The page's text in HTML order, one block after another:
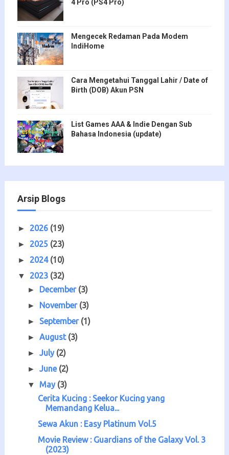
4 Pro (PS4 Pro)
Mengecek Redaman Pada Modem
IndiHome
Cara Mengetahui Tanggal Lahir / Date of
Birth (DOB) Akun PSN
List Games AAA & Indie Dengan Sub
Bahasa Indonesia (update)
Arsip Blogs
► 2026 (19)
► 2025 (23)
► 2024 (10)
▼ 2023 (32)
► December (3)
► November (3)
►September (1)
►August (3)
►July (2)
►June (2)
▼ May (3)
Cerita Kucing : Seekor Kucing yang
Memandang Kelua...
Sewa Akun : Easy Platinum Vol.5
Movie Review : Guardians of the Galaxy Vol. 3
(2023)